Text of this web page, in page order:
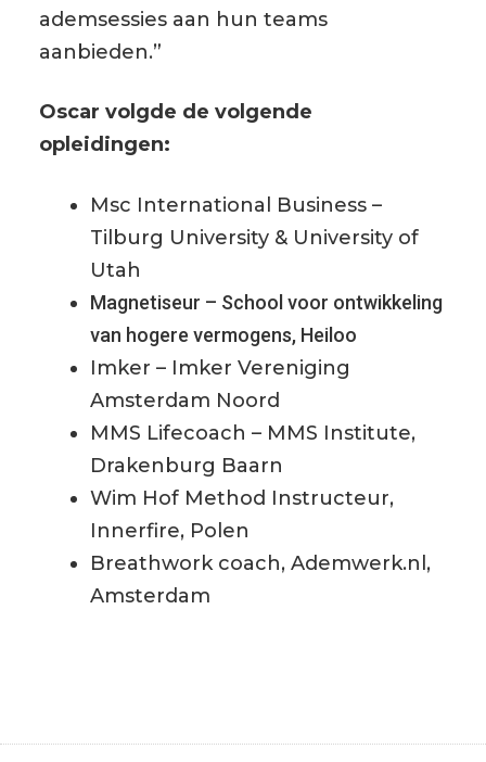
ademsessies aan hun teams
aanbieden.”
Oscar volgde de volgende
opleidingen:
Msc International Business –
Tilburg University & University of
Utah
Magnetiseur – School voor ontwikkeling
van hogere vermogens, Heiloo
Imker – Imker Vereniging
Amsterdam Noord
MMS Lifecoach – MMS Institute,
Drakenburg Baarn
Wim Hof Method Instructeur,
Innerfire, Polen
Breathwork coach, Ademwerk.nl,
Amsterdam